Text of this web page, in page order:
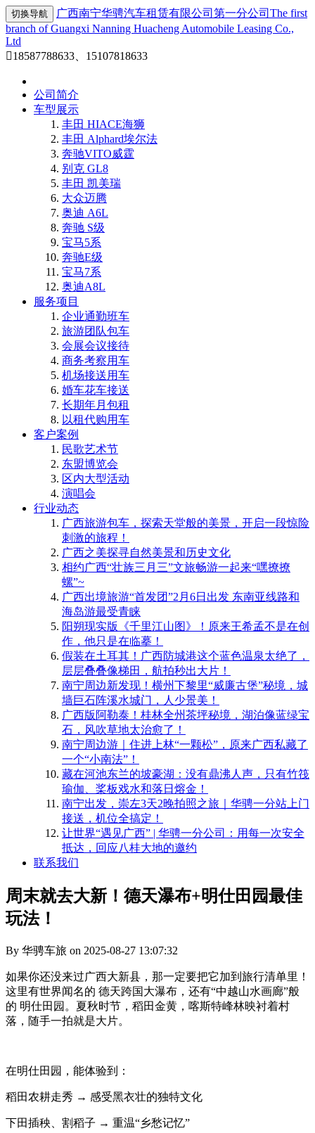
切换导航 广西南宁华骋汽车租赁有限公司第一分公司 The first
branch of Guangxi Nanning Huacheng Automobile Leasing Co.,
Ltd
18587788633、15107818633
公司简介
车型展示
丰田 HIACE海狮
丰田 Alphard埃尔法
奔驰VITO威霆
别克 GL8
丰田 凯美瑞
大众迈腾
奥迪 A6L
奔驰 S级
宝马5系
奔驰E级
宝马7系
奥迪A8L
服务项目
企业通勤班车
旅游团队包车
会展会议接待
商务考察用车
机场接送用车
婚车花车接送
长期年月包租
以租代购用车
客户案例
民歌艺术节
东盟博览会
区内大型活动
演唱会
行业动态
广西旅游包车，探索天堂般的美景，开启一段惊险
刺激的旅程！
广西之美探寻自然美景和历史文化
相约广西“壮族三月三”文旅畅游一起来“嘿撩撩
螺”~
广西出境旅游“首发团”2月6日出发 东南亚线路和
海岛游最受青睐
阳朔现实版《千里江山图》！原来王希孟不是在创
作，他只是在临摹！
​假装在土耳其！广西防城港这个蓝色温泉太绝了，
层层叠叠像梯田，航拍秒出大片！
南宁周边新发现！横州下黎里“威廉古堡”秘境，城
墙巨石阵溪水城门，人少景美！
​广西版阿勒泰！桂林全州茶坪秘境，湖泊像蓝绿宝
石，风吹草地太治愈了！
南宁周边游｜住进上林“一颗松”，原来广西私藏了
一个“小南法”！
藏在河池东兰的坡豪湖：没有鼎沸人声，只有竹筏
瑜伽、桨板戏水和落日熔金！
南宁出发，崇左3天2晚拍照之旅｜华骋一分站上门
接送，机位全搞定！
​让世界“遇见广西” | 华骋一分公司：用每一次安全
抵达，回应八桂大地的邀约
联系我们
周末就去大新！德天瀑布+明仕田园最佳
玩法！
By 华骋车旅 on 2025-08-27 13:07:32
如果你还没来过广西大新县，那一定要把它加到旅行清单里！
这里有世界闻名的 德天跨国大瀑布，还有“中越山水画廊”般
的 明仕田园。夏秋时节，稻田金黄，喀斯特峰林映衬着村
落，随手一拍就是大片。
在明仕田园，能体验到：
稻田农耕走秀 → 感受黑衣壮的独特文化
下田插秧、割稻子 → 重温“乡愁记忆”